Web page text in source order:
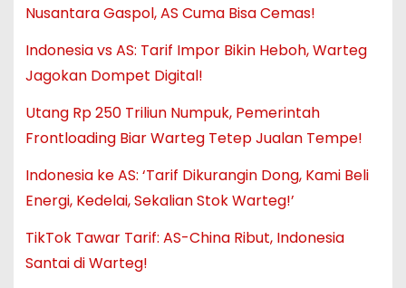
Nusantara Gaspol, AS Cuma Bisa Cemas!
Indonesia vs AS: Tarif Impor Bikin Heboh, Warteg
Jagokan Dompet Digital!
Utang Rp 250 Triliun Numpuk, Pemerintah
Frontloading Biar Warteg Tetep Jualan Tempe!
Indonesia ke AS: ‘Tarif Dikurangin Dong, Kami Beli
Energi, Kedelai, Sekalian Stok Warteg!’
TikTok Tawar Tarif: AS-China Ribut, Indonesia
Santai di Warteg!